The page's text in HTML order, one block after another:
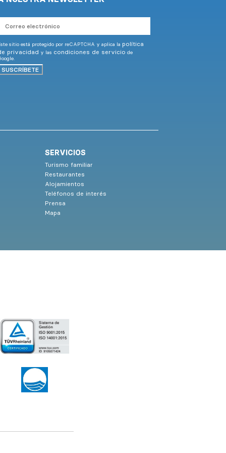
electrónico
sitio está protegido por reCAPTCHA y aplica la política
privacidad y las condiciones de servicio de
SUSCRÍBETE
SERVICIOS
Turismo familiar
Restaurantes
Alojamientos
Teléfonos de interés
Prensa
Mapa